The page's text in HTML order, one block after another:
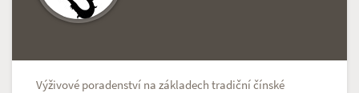
Výživové poradenství na základech tradiční čínské